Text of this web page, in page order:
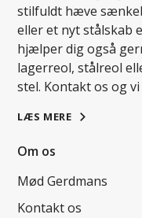
stilfuldt hæve
eller et nyt stålskab
hjælper dig også
lagerreol, stålreol
stel. Kontakt os og
LÆS MERE
Om os
Mød Gerdmans
Kontakt os